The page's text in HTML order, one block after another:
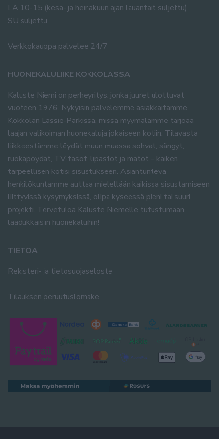
LA 10-15 (kesä- ja heinäkuun ajan lauantait suljettu)
SU suljettu
Verkkokauppa palvelee 24/7
HUONEKALULIIKE KOKKOLASSA
Kaluste Niemi on perheyritys, jonka juuret ulottuvat
vuoteen 1976. Nykyisin palvelemme asiakkaitamme
Kokkolan Lassie-Parkissa, missä myymälämme tarjoaa
laajan valikoiman huonekaluja jokaiseen kotiin. Tilavasta
liikkeestämme löydät muun muassa sohvat, sängyt,
ruokapöydät, TV-tasot, lipastot ja matot – kaiken
tarpeellisen kotisi sisustukseen. Asiantunteva
henkilökuntamme auttaa mielellään kaikissa sisustamiseen
liittyvissä kysymyksissä, olipa kyseessä pieni tai suuri
projekti. Tervetuloa Kaluste Niemelle tutustumaan
laadukkaisiin huonekaluihin!
TIETOA
Rekisteri- ja tietosuojaseloste
Tilauksen peruutuslomake